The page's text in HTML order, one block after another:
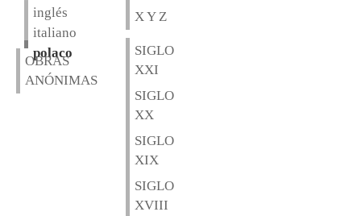
inglés
italiano
polaco
OBRAS
ANÓNIMAS
X Y Z
SIGLO
XXI
SIGLO
XX
SIGLO
XIX
SIGLO
XVIII